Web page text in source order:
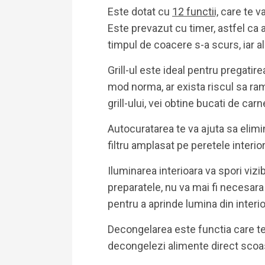
Este dotat cu 12 functii, care te
Este prevazut cu timer, astfel ca
timpul de coacere s-a scurs, iar
Grill-ul este ideal pentru
mod norma, ar exista riscul sa
grill-ului, vei obtine bucati de
Autocuratarea te va ajuta sa
filtru amplasat pe peretele
Iluminarea interioara va spori
preparatele, nu va mai fi
pentru a aprinde lumina din
Decongelarea este functia care
decongelezi alimente direct